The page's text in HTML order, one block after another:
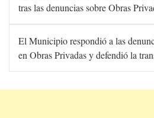
tras las denuncias sobre Obras
El Municipio respondió a las
en Obras Privadas y defendió la